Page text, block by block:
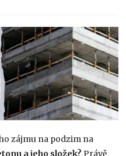
zájmu na podzim na
a jeho složek? Právě